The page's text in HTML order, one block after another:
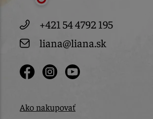
+421 54 4792 195
liana@liana.sk
Ako nakupovať